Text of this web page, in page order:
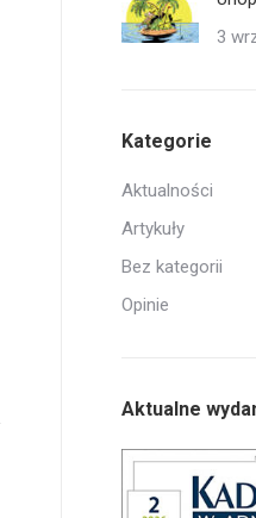
3
Kategorie
Aktualności
Artykuły
Bez kategorii
Opinie
Aktualne